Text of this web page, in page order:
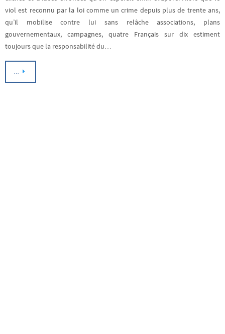
viol est reconnu par la loi comme un crime depuis plus de trente ans,
qu’il mobilise contre lui sans relâche associations, plans
gouvernementaux, campagnes, quatre Français sur dix estiment
toujours que la responsabilité du…
…